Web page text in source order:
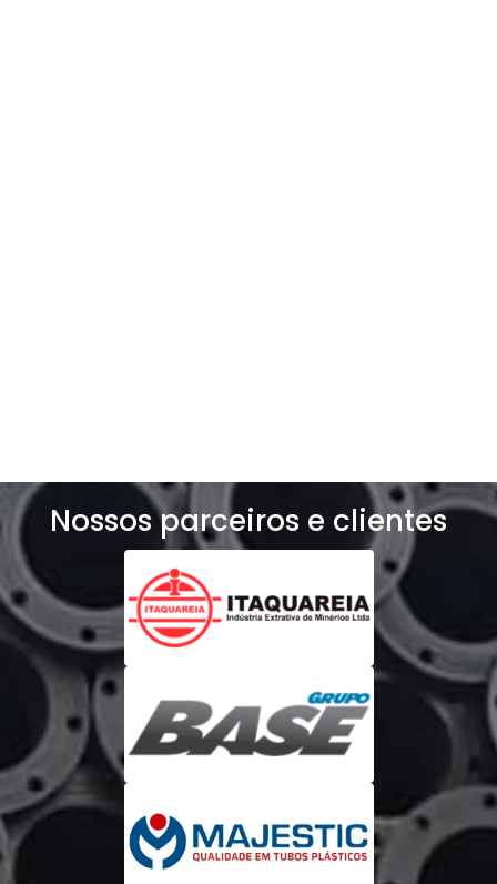
Nossos parceiros e clientes